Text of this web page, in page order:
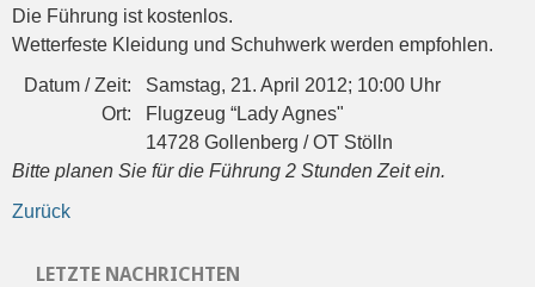
Die Führung ist kostenlos.
Wetterfeste Kleidung und Schuhwerk werden empfohlen.
Datum / Zeit: Samstag, 21. April 2012; 10:00 Uhr
Ort:
Flugzeug “Lady Agnes"
14728 Gollenberg / OT Stölln
Bitte planen Sie für die Führung 2 Stunden Zeit ein.
Zurück
LETZTE NACHRICHTEN